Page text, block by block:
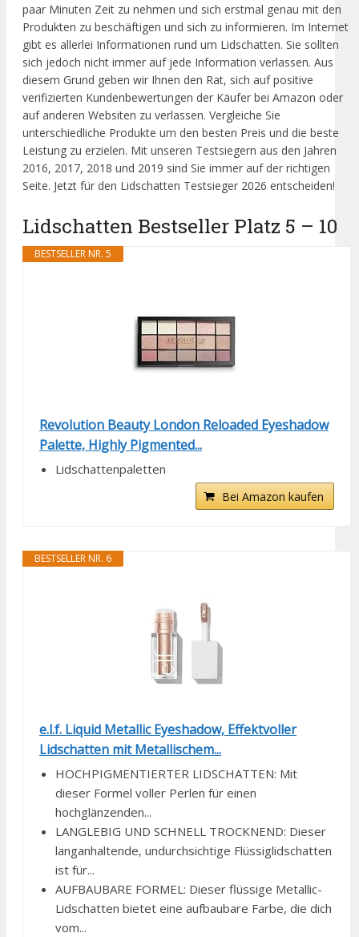
paar Minuten Zeit zu nehmen und sich erstmal genau mit den
Produkten zu beschäftigen und sich zu informieren. Im Internet
gibt es allerlei Informationen rund um Lidschatten. Sie sollten
sich jedoch nicht immer auf jede Information verlassen. Aus
diesem Grund geben wir Ihnen den Rat, sich auf positive
verifizierten Kundenbewertungen der Käufer bei Amazon oder
auf anderen Websiten zu verlassen. Vergleiche Sie
unterschiedliche Produkte um den besten Preis und die beste
Leistung zu erzielen. Mit unseren Testsiegern aus den Jahren
2016, 2017, 2018 und 2019 sind Sie immer auf der richtigen
Seite. Jetzt für den Lidschatten Testsieger 2026 entscheiden!
Lidschatten Bestseller Platz 5 – 10
BESTSELLER NR. 5
Revolution Beauty London Reloaded Eyeshadow
Palette, Highly Pigmented...
Lidschattenpaletten
Bei Amazon kaufen
BESTSELLER NR. 6
e.l.f. Liquid Metallic Eyeshadow, Effektvoller
Lidschatten mit Metallischem...
HOCHPIGMENTIERTER LIDSCHATTEN: Mit
dieser Formel voller Perlen für einen
hochglänzenden...
LANGLEBIG UND SCHNELL TROCKNEND: Dieser
langanhaltende, undurchsichtige Flüssiglidschatten
ist für...
AUFBAUBARE FORMEL: Dieser flüssige Metallic-
Lidschatten bietet eine aufbaubare Farbe, die dich
vom...